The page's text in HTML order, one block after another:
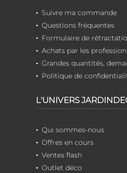
Suivre ma commande
Questions fréquentes
Formulaire de
Achats par les
Grandes quantités,
Politique de
L'UNIVERS
Qui sommes-nous
Offres en cours
Ventes flash
Outlet déco